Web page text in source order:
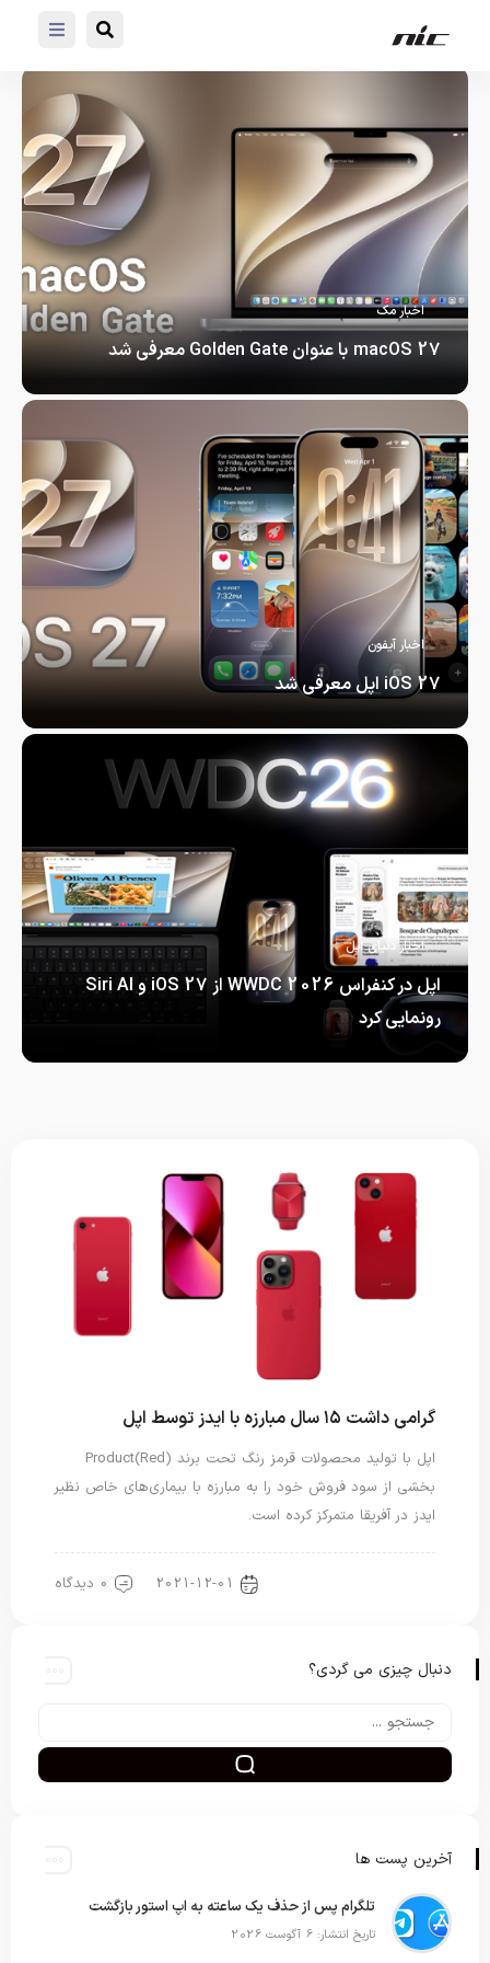
اخبار مک
macOS 27 با عنوان Golden Gate معرفی شد
اخبار آیفون
iOS 27 اپل معرفی شد
اخبار دنیای اپل
اپل در کنفراس WWDC 2026 از iOS 27 و Siri AI
رونمایی کرد
گرامی داشت ۱۵ سال مبارزه با ایدز توسط اپل
اپل با تولید محصولات قرمز رنگ تحت برند Product(Red)
بخشی از سود فروش خود را به مبارزه با بیماری‌های خاص نظیر
ایدز در آفریقا متمرکز کرده است.
2021-12-01 0 دیدگاه
دنبال چیزی می گردی؟
آخرین پست ها
تلگرام پس از حذف یک ساعته به اپ استور بازگشت
تاریخ انتشار: 6 آگوست 2026